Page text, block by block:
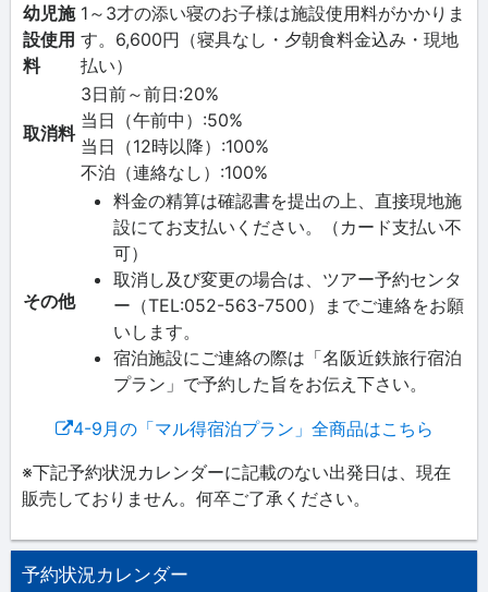
幼児施
設使用
料
1～3才の添い寝のお子様は施設使用料がかかりま
す。6,600円（寝具なし・夕朝食料金込み・現地
払い）
取消料
3日前～前日:20%
当日（午前中）:50%
当日（12時以降）:100%
不泊（連絡なし）:100%
その他
料金の精算は確認書を提出の上、直接現地施
設にてお支払いください。（カード支払い不
可）
取消し及び変更の場合は、ツアー予約センタ
ー（TEL:052-563-7500）までご連絡をお願
いします。
宿泊施設にご連絡の際は「名阪近鉄旅行宿泊
プラン」で予約した旨をお伝え下さい。
4-9月の「マル得宿泊プラン」全商品はこちら
※下記予約状況カレンダーに記載のない出発日は、現在
販売しておりません。何卒ご了承ください。
予約状況カレンダー